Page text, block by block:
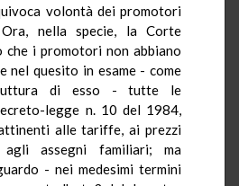
volontà dei promotori
nella specie, la Corte
che i promotori non abbiano
nel quesito in esame - come
di esso - tutte le
legge n. 10 del 1984,
alle tariffe, ai prezzi
agli assegni familiari; ma
- nei medesimi termini